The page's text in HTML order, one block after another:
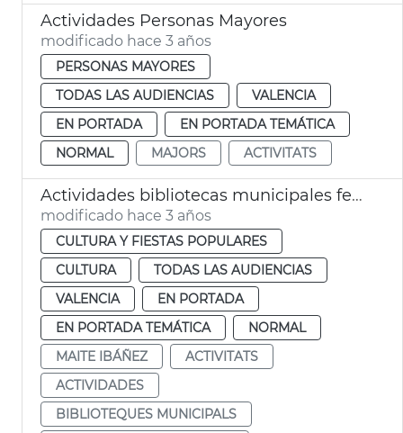
Actividades Personas Mayores
modificado hace 3 años
PERSONAS MAYORES
TODAS LAS AUDIENCIAS
VALENCIA
EN PORTADA
EN PORTADA TEMÁTICA
NORMAL
MAJORS ACTIVITATS
Actividades bibliotecas municipales febrero
modificado hace 3 años
CULTURA Y FIESTAS POPULARES
CULTURA
TODAS LAS AUDIENCIAS
VALENCIA
EN PORTADA
EN PORTADA TEMÁTICA
NORMAL
MAITE IBÁÑEZ
ACTIVITATS
ACTIVIDADES
BIBLIOTEQUES MUNICIPALS